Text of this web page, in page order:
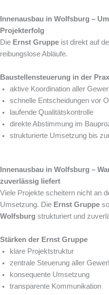
Innenausbau in Wolfsburg –
Projekterfolg
Die Ernst Gruppe ist direkt auf
reibungslose Abläufe.
Baustellensteuerung in der
aktive Koordination aller
schnelle Entscheidungen vor
laufende Qualitätskontrolle
direkte Abstimmung im
strukturierte Umsetzung bis
Innenausbau in Wolfsburg –
zuverlässig liefert
Viele Projekte scheitern nicht an
Umsetzung. Die Ernst Gruppe
Wolfsburg strukturiert und
Stärken der Ernst Gruppe
klare Projektstruktur
zentrale Steuerung aller
konsequente Umsetzung
transparente Kommunikation